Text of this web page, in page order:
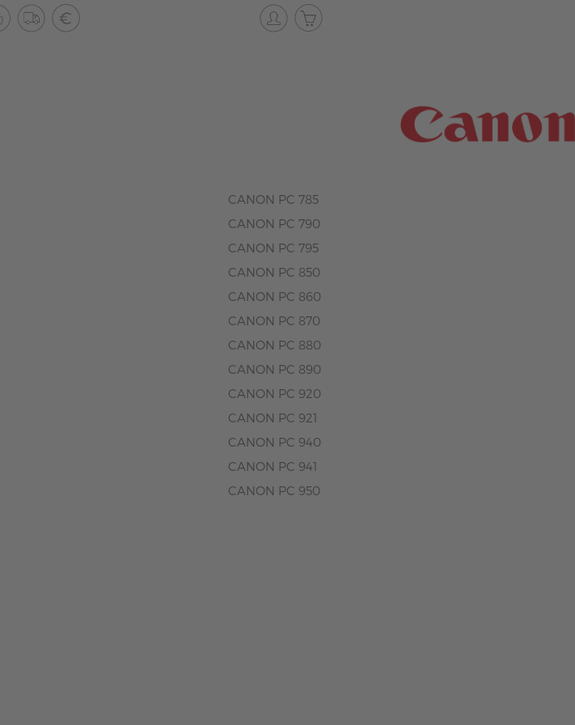
CANON PC 785
CANON PC 790
CANON PC 795
CANON PC 850
CANON PC 860
CANON PC 870
CANON PC 880
CANON PC 890
CANON PC 920
CANON PC 921
CANON PC 940
CANON PC 941
CANON PC 950